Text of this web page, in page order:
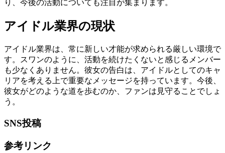
り、今後の活動についても注目が集まります。
アイドル業界の現状
アイドル業界は、常に新しい才能が求められる厳しい環境で
す。スワンのように、活動を続けたくないと感じるメンバー
も少なくありません。彼女の告白は、アイドルとしてのキャ
リアを考える上で重要なメッセージを持っています。今後、
彼女がどのような道を歩むのか、ファンは見守ることでしょ
う。
SNS投稿
参考リンク